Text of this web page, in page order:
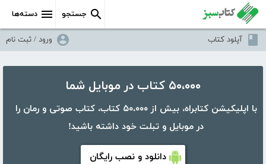
دسته‌ها جستجو
آپلود کتاب ورود / ثبت نام
۵۰،۰۰۰ کتاب در موبایل شما
با اپلیکیشن کتابراه، بیش از ۵۰،۰۰۰ کتاب، کتاب صوتی و رمان را
در موبایل و تبلت خود داشته باشید!
دانلود و نصب رایگان